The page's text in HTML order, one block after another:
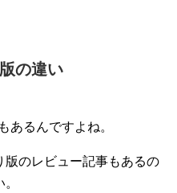
の違い
あるんですよね。
版のレビュー記事もあるの